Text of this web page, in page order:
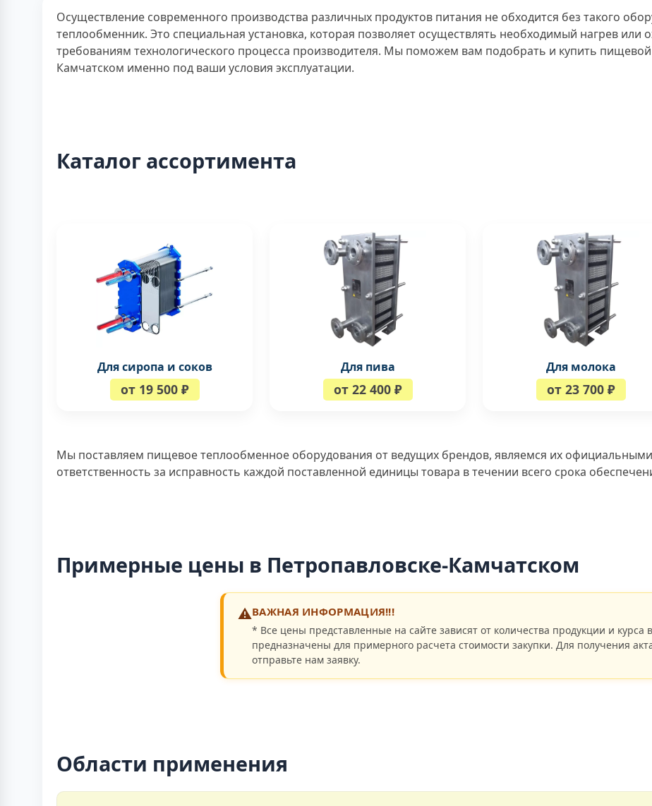
Осуществление современного производства различных продуктов питания не обходится без такого
теплообменник. Это специальная установка, которая позволяет осуществлять необходимый нагрев или
требованиям технологического процесса производителя. Мы поможем вам подобрать и купить
Камчатском именно под ваши условия эксплуатации.
Каталог ассортимента
Для сиропа и соков
от 19 500 ₽
Для пива
от 22 400 ₽
Для молока
от 23 700 ₽
Мы поставляем пищевое теплообменное оборудования от ведущих брендов, являемся их
ответственность за исправность каждой поставленной единицы товара в течении всего срока
Примерные цены в Петропавловске-Камчатском
⚠️ВАЖНАЯ ИНФОРМАЦИЯ!!!
* Все цены представленные на сайте зависят от количества продукции и курса
предназначены для примерного расчета стоимости закупки. Для получения
отправьте нам заявку.
Области применения